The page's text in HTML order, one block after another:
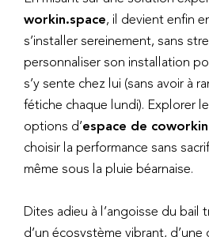
workin.space, il devient enfin
s’installer sereinement, sans
personnaliser son installation
s’y sente chez lui (sans avoir à
fétiche chaque lundi). Explorer
options d’espace de
choisir la performance sans
même sous la pluie béarnaise.
Dites adieu à l’angoisse du bail
d’un écosystème vibrant, d’une